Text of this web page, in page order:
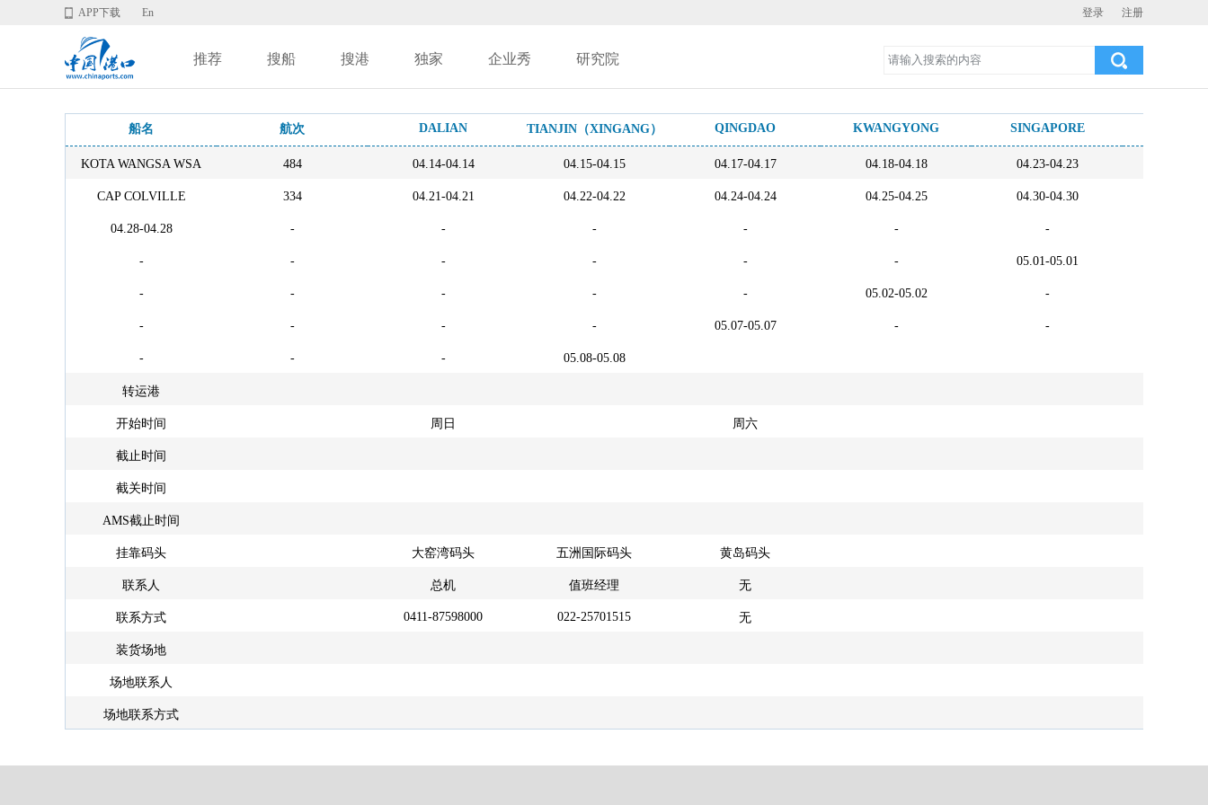
登录 注册
APP下载 En
推荐 搜船 搜港 独家 企业秀 研究院
船名 航次 DALIAN TIANJIN（XINGANG） QINGDAO KWANGYONG SINGAPORE
KOTA WANGSA WSA 484 04.14-04.14 04.15-04.15 04.17-04.17 04.18-04.18 04.23-04.23
CAP COLVILLE 334 04.21-04.21 04.22-04.22 04.24-04.24 04.25-04.25 04.30-04.30
04.28-04.28 - - - - - -
- - - - - - 05.01-05.01
- - - - - 05.02-05.02 -
- - - - 05.07-05.07 - -
- - - 05.08-05.08
转运港
开始时间 周日 周六
截止时间
截关时间
AMS截止时间
挂靠码头 大窑湾码头 五洲国际码头 黄岛码头
联系人 总机 值班经理 无
联系方式 0411-87598000 022-25701515 无
装货场地
场地联系人
场地联系方式